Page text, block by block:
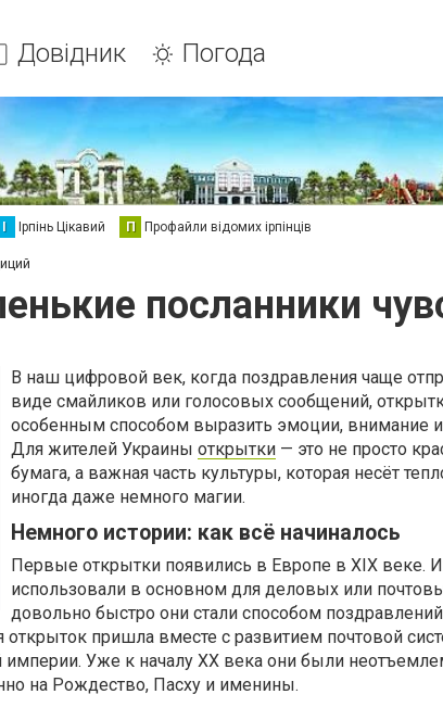
Довідник Погода
І Ірпінь Цікавий П Профайли відомих ірпінців
посланники
В наш цифровой век, когда поздравления чаще
виде смайликов или голосовых сообщений,
особенным способом выразить эмоции, внимание и
Для жителей Украины открытки — это не просто
бумага, а важная часть культуры, которая несёт
иногда даже немного магии.
Немного истории: как всё начиналось
Первые открытки появились в Европе в XIX веке.
использовали в основном для деловых или
довольно быстро они стали способом
открыток пришла вместе с развитием почтовой
империи. Уже к началу XX века они были
на Рождество, Пасху и именины.